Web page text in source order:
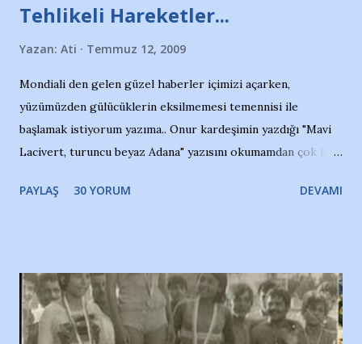
Tehlikeli Hareketler...
Yazan: Ati Temmuz 12, 2009
Mondiali den gelen güzel haberler içimizi açarken,
yüzümüzden gülücüklerin eksilmemesi temennisi ile
başlamak istiyorum yazıma.. Onur kardeşimin yazdığı "Mavi
Lacivert, turuncu beyaz Adana" yazısını okumamdan çok kısa
irkildim.. "Bursasporlu taraftarlar, İstanbul takımlarının
ve ürünlerini Bursa şehrinde görmek istemediklerini bir
protesto eylemiyle açıkladıklarını bildiriyordu.. Bu grup
adına açıklama yapan şahsı muhterem(!) ''Açık ve net olarak
PAYLAŞ 30 YORUM DEVAMI